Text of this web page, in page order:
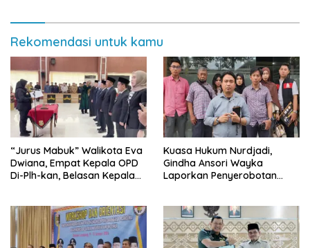
Rekomendasi untuk kamu
“Jurus Mabuk” Walikota Eva
Dwiana, Empat Kepala OPD
Di-Plh-kan, Belasan Kepala
Kuasa Hukum Nurdjadi,
Gindha Ansori Wayka
Laporkan Penyerobotan